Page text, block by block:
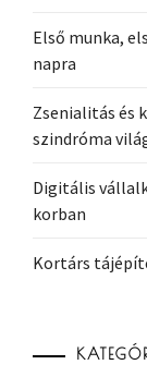
Első munka,
napra
Zsenialitás és
szindróma
Digitális
korban
Kortárs